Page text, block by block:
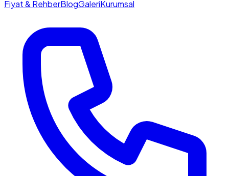
Fiyat & RehberBlogGaleriKurumsal